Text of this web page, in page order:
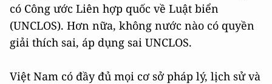
có Công ước Liên hợp quốc về Luật biển
(UNCLOS). Hơn nữa, không nước nào có quyền
giải thích sai, áp dụng sai UNCLOS.
Việt Nam có đầy đủ mọi cơ sở pháp lý, lịch sử và